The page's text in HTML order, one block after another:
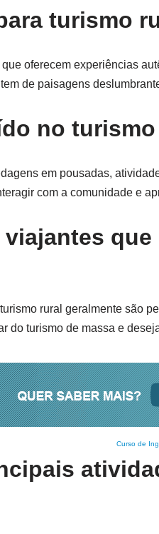
turismo
que oferecem experiências
de paisagens
no
em pousadas,
com a comunidade e
rural geralmente são
do turismo de massa e
Curso de